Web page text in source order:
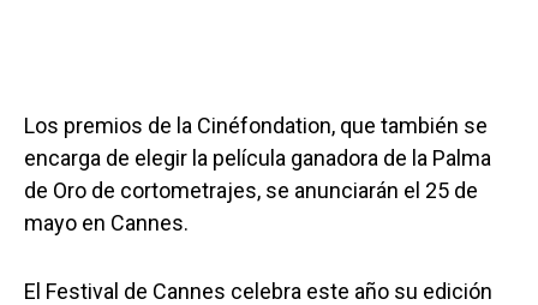
Los premios de la Cinéfondation, que también se
encarga de elegir la película ganadora de la Palma
de Oro de cortometrajes, se anunciarán el 25 de
mayo en Cannes.
El Festival de Cannes celebra este año su edición